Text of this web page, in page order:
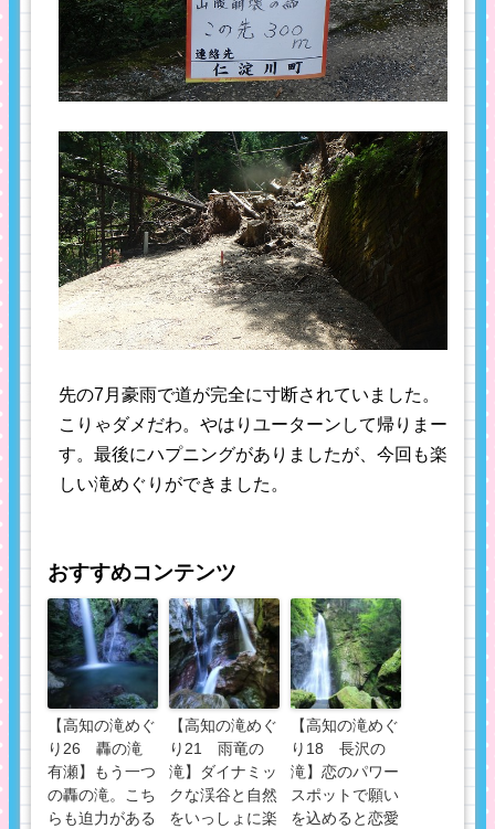
先の7月豪雨で道が完全に寸断されていました。
こりゃダメだわ。やはりユーターンして帰りまー
す。最後にハプニングがありましたが、今回も楽
しい滝めぐりができました。
おすすめコンテンツ
【高知の滝めぐ
り26 轟の滝
有瀬】もう一つ
の轟の滝。こち
らも迫力がある
【高知の滝めぐ
り21 雨竜の
滝】ダイナミッ
クな渓谷と自然
をいっしょに楽
【高知の滝めぐ
り18 長沢の
滝】恋のパワー
スポットで願い
を込めると恋愛